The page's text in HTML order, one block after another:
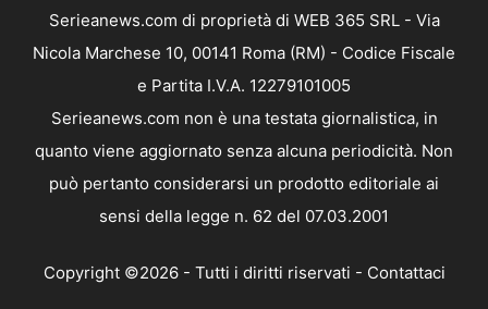
Serieanews.com di proprietà di WEB 365 SRL - Via
Nicola Marchese 10, 00141 Roma (RM) - Codice Fiscale
e Partita I.V.A. 12279101005
Serieanews.com non è una testata giornalistica, in
quanto viene aggiornato senza alcuna periodicità. Non
può pertanto considerarsi un prodotto editoriale ai
sensi della legge n. 62 del 07.03.2001
Copyright ©2026 - Tutti i diritti riservati - Contattaci